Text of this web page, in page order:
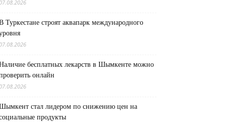
Туркестане строят аквапарк международного
бесплатных лекарств в Шымкенте можно
онлайн
стал лидером по снижению цен на
продукты